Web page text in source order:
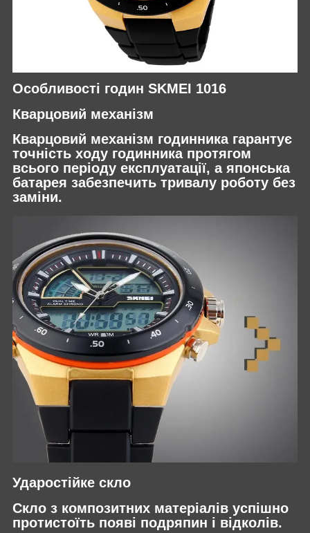
Особливості годин SKMEI 1016
Кварцовий механізм
Кварцовий механізм годинника гарантує
точність ходу годинника протягом
всього періоду експлуатації, а японська
батарея забезпечить тривалу роботу без
заміни.
Ударостійке скло
Скло з композитних матеріалів успішно
протистоїть появі подряпин і відколів.